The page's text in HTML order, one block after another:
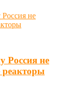
Россия не
реакторы